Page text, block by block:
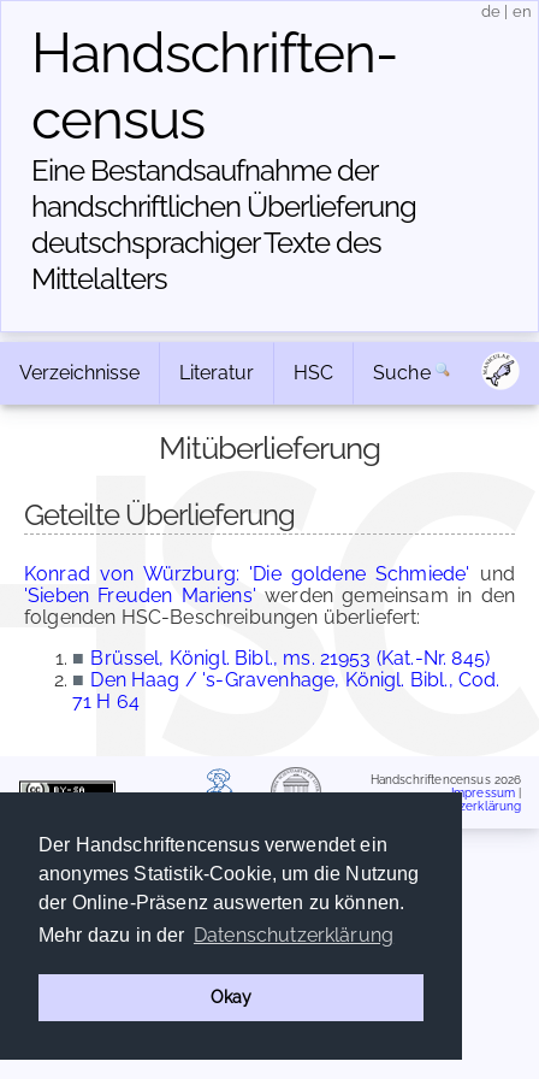
Der Handschriftencensus verwendet ein
anonymes Statistik-Cookie, um die Nutzung
der Online-Präsenz auswerten zu können.
Mehr dazu in der Datenschutzerklärung
Okay
Handschriften­
census
Eine Bestandsaufnahme der
handschriftlichen Über­lieferung
deutschsprachiger Texte des
Mittelalters
de en
Verzeichnisse Literatur HSC Suche
Mitüberlieferung
Geteilte Überlieferung
Konrad von Würzburg: 'Die goldene Schmiede' und
'Sieben Freuden Mariens' werden gemeinsam in den
folgenden HSC-Beschreibungen überliefert:
■ Brüssel, Königl. Bibl., ms. 21953 (Kat.-Nr. 845)
■ Den Haag / 's-Gravenhage, Königl. Bibl., Cod.
71 H 64
Handschriftencensus 2026
Impressum
Datenschutzerklärung